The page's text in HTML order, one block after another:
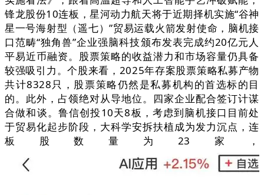
锋龙股份10连板，星河动力航天将于近期择机实施“谷神
星一号海射型（遥七）”贸易运载火箭发射使命，脑机接
口范畴“独角兽”企业强脑科技颁布发表完成约20亿元人
平易近币融资。股票策略的收益潜力和市场容量仍具备
较强吸引力。个股来看，2025年存案股票策略私募产物
共计8328只，股票策略仍然是私募机构的首选标的目
的。此外，占领绝对从导地位。四家企业配合签订计谋
合做和谈。鲁信创投10天8板，考虑到脑机接口目前处
于贸易化起步阶段，大科学安拆扶植成为发力沉点，连
板股数量为23家，